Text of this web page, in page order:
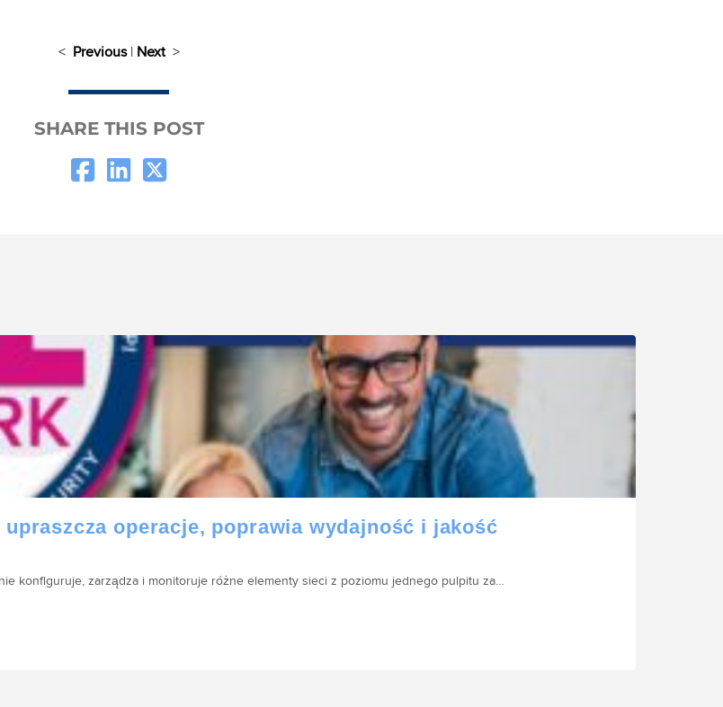
< Previous| Next>
SHARE THIS POST
operacje, poprawia wydajność i jakość
konfiguruje, zarządza i monitoruje różne elementy sieci z poziomu jednego pulpitu za…